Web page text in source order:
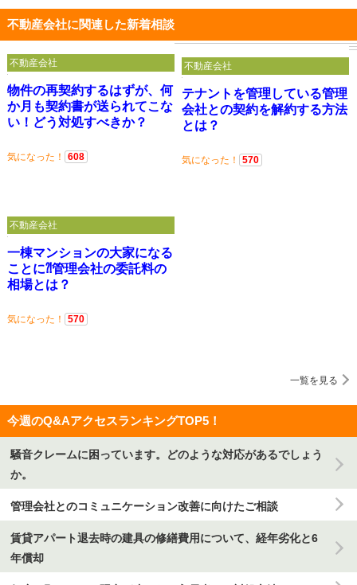
不動産会社に関連した新着相談
物件の再契約するはずが、何
か月も契約書が送られてこな
い！どう対処すべきか？
気になった！ 608
不動産会社
テナントを管理している管理
会社との契約を解約する方法
とは？
気になった！ 570
不動産会社
一棟マンションの大家になる
ことに⁈管理会社の委託料の
相場とは？
気になった！ 570
不動産会社
一覧を見る
今週のQ&AアクセスランキングTOP5！
騒音クレームに困っています。どのような対応があるでしょう
か。
管理会社とのコミュニケーション改善に向けたご相談
賃貸アパート退去時の建具の修繕費用について、経年劣化と6
年償却